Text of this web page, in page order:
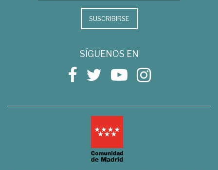
SUSCRIBIRSE
SÍGUENOS EN